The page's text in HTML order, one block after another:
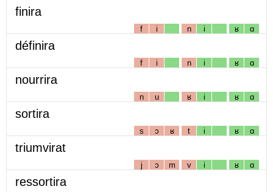
finira
f i n i ʁ ɑ
définira
f i n i ʁ ɑ
nourrira
n u ʁ i ʁ ɑ
sortira
s ɔ ʁ t i ʁ ɑ
triumvirat
j ɔ m v i ʁ ɑ
ressortira